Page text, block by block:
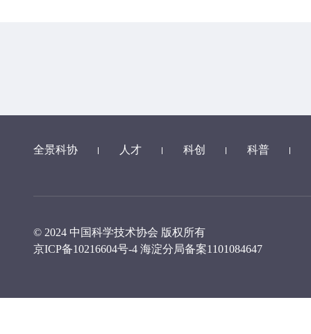
全景科协 人才 科创 科普
© 2024 中国科学技术协会 版权所有
京ICP备10216604号-4 海淀分局备案1101084647